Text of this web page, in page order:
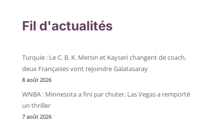
Fil d'actualités
Turquie : Le C. B. K. Mersin et Kayseri changent de coach,
deux Françaises vont rejoindre Galatasaray
8 août 2026
WNBA : Minnesota a fini par chuter, Las Vegas a remporté
un thriller
7 août 2026